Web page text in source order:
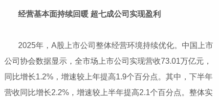
经营基本面持续回暖 超七成公司实现盈利
​​​​​​​ 2025年，A股上市公司整体经营环境持续优化。中国上市
公司协会数据显示，全市场上市公司实现营收73.01万亿元，
同比增长1.2%，增速较上年提高1.9个百分点。其中，下半年
营收同比增长2.2%，增速较上半年提高2.1个百分点。整体实